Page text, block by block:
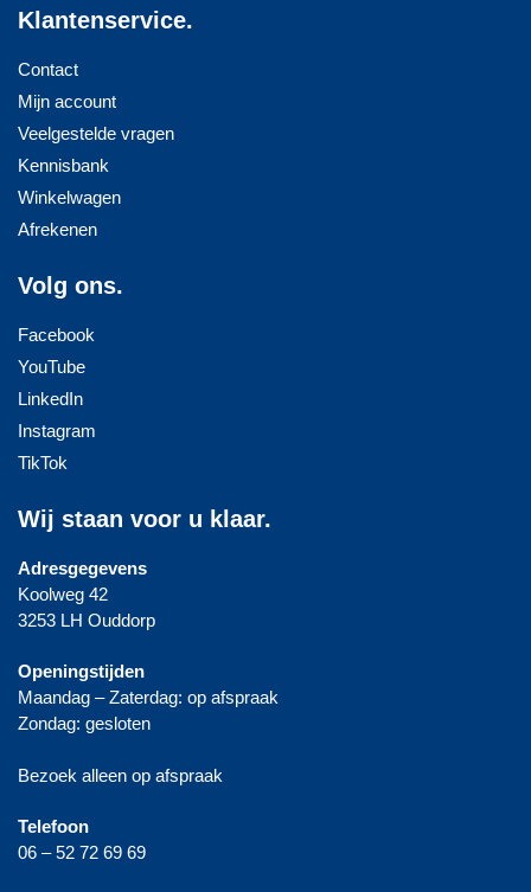
Klantenservice.
Contact
Mijn account
Veelgestelde vragen
Kennisbank
Winkelwagen
Afrekenen
Volg ons.
Facebook
YouTube
LinkedIn
Instagram
TikTok
Wij staan voor u klaar.
Adresgegevens
Koolweg 42
3253 LH Ouddorp
Openingstijden
Maandag – Zaterdag: op afspraak
Zondag: gesloten
Bezoek alleen op afspraak
Telefoon
06 – 52 72 69 69